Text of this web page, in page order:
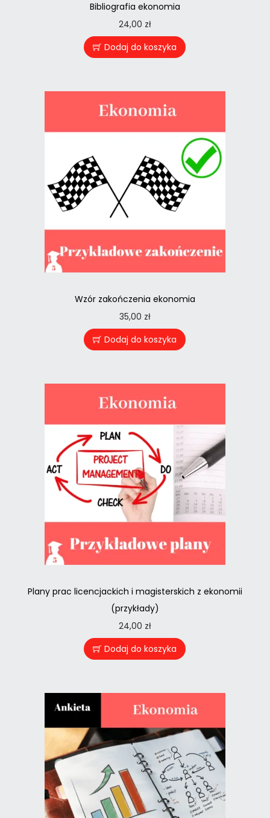
Bibliografia ekonomia
24,00 zł
Dodaj do koszyka
Wzór zakończenia ekonomia
35,00 zł
Dodaj do koszyka
Plany prac licencjackich i magisterskich z ekonomii
(przykłady)
24,00 zł
Dodaj do koszyka